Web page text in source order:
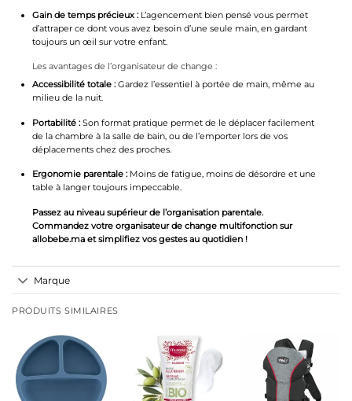
Gain de temps précieux :L’agencement bien pensé vous permet
d’attraper ce dont vous avez besoin d’une seule main, en gardant
toujours un œil sur votre enfant.
Les avantages de l’organisateur de change :
Accessibilité totale :Gardez l’essentiel à portée de main, même au
milieu de la nuit.
Portabilité :Son format pratique permet de le déplacer facilement
de la chambre à la salle de bain, ou de l’emporter lors de vos
déplacements chez des proches.
Ergonomie parentale :Moins de fatigue, moins de désordre et une
table à langer toujours impeccable.
Passez au niveau supérieur de l’organisation parentale.
Commandez votre organisateur de change multifonction sur
allobebe.ma et simplifiez vos gestes au quotidien !
Marque
PRODUITS SIMILAIRES